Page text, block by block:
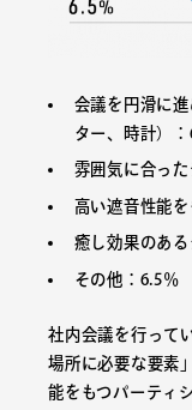
会議を円滑に
ター、時計）
雰囲気に合っ
高い遮音性能
癒し効果のあ
その他：6.5％
社内会議を行って
場所に必要な要素
能をもつパーティ